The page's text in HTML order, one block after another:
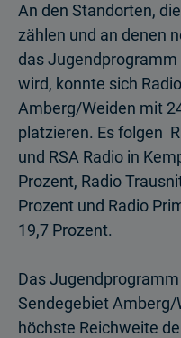
An den Standorten,
zählen und an denen
das
wird, konnte sich
Amberg/Weiden mit
platzieren. Es folgen
und RSA Radio in
Prozent, Radio
Prozent und Radio
19,7 Prozent.
Das
Sendegebiet Amberg/
höchste Reichweite